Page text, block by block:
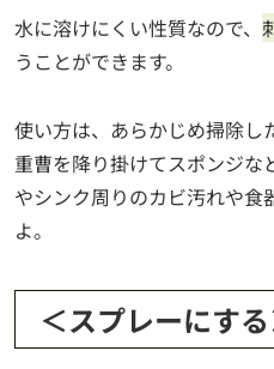
水に溶けにくい性質なので、
うことができます。
使い方は、あらかじめ掃除し
重曹を降り掛けてスポンジな
やシンク周りのカビ汚れや食
よ。
＜スプレーにす